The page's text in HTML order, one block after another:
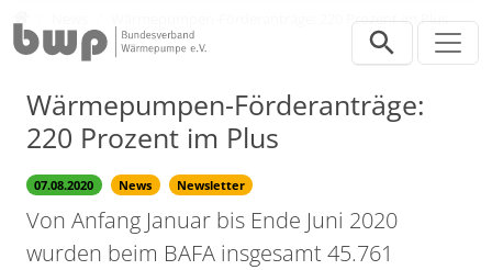
Wärmepumpen-Förderanträge: 220 Prozent im Plus
Wärmepumpen-Förderanträge:
220 Prozent im Plus
07.08.2020 News Newsletter
Von Anfang Januar bis Ende Juni 2020
wurden beim BAFA insgesamt 45.761